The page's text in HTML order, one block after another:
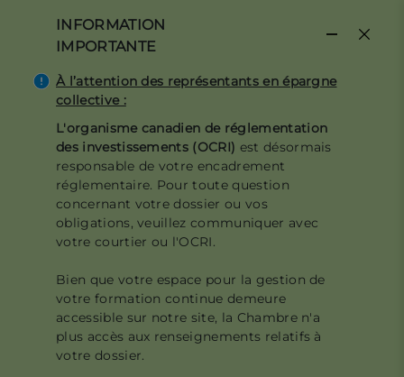
contenu
principal
INFORMATION
IMPORTANTE
À l’attention des représentants en épargne
collective :
L'organisme canadien de réglementation
des investissements (OCRI) est désormais
responsable de votre encadrement
réglementaire. Pour toute question
concernant votre dossier ou vos
obligations, veuillez communiquer avec
votre courtier ou l'OCRI.
Bien que votre espace pour la gestion de
votre formation continue demeure
accessible sur notre site, la Chambre n'a
plus accès aux renseignements relatifs à
votre dossier.